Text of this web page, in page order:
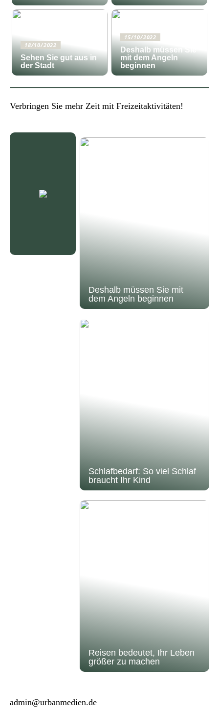
18/10/2022
Sehen Sie gut aus in
der Stadt
15/10/2022
Deshalb müssen Sie
mit dem Angeln
beginnen
Verbringen Sie mehr Zeit mit Freizeitaktivitäten!
Deshalb müssen Sie mit
dem Angeln beginnen
Schlafbedarf: So viel Schlaf
braucht Ihr Kind
Reisen bedeutet, Ihr Leben
größer zu machen
admin@urbanmedien.de